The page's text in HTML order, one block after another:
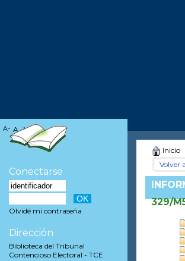
Inicio
Volver
329/
A- A A+
Conectarse
Olvidé mi contraseña
Dirección
Biblioteca del Tribunal
Contencioso Electoral - TCE